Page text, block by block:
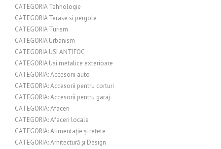
CATEGORIA Tehnologie
CATEGORIA Terase si pergole
CATEGORIA Turism
CATEGORIA Urbanism
CATEGORIA USI ANTIFOC
CATEGORIA Usi metalice exterioare
CATEGORIA: Accesorii auto
CATEGORIA: Accesorii pentru corturi
CATEGORIA: Accesorii pentru garaj
CATEGORIA: Afaceri
CATEGORIA: Afaceri locale
CATEGORIA: Alimentație și rețete
CATEGORIA: Arhitectură și Design